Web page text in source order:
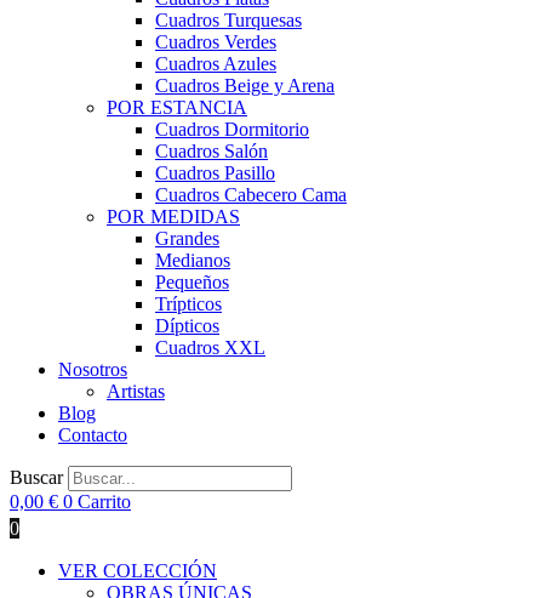
Cuadros Turquesas
Cuadros Verdes
Cuadros Azules
Cuadros Beige y Arena
POR ESTANCIA
Cuadros Dormitorio
Cuadros Salón
Cuadros Pasillo
Cuadros Cabecero Cama
POR MEDIDAS
Grandes
Medianos
Pequeños
Trípticos
Dípticos
Cuadros XXL
Nosotros
Artistas
Blog
Contacto
Buscar
0,00 € 0 Carrito
0
VER COLECCIÓN
OBRAS ÚNICAS